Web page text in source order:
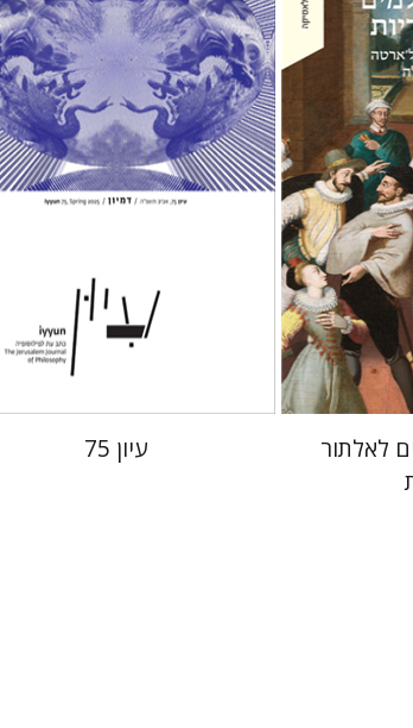
לאלתור
חגי כנען
הנחת אתר ספר מודפס
$31
$28
עיון 75